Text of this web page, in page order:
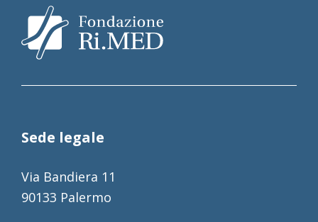
Sede legale
Via Bandiera 11
90133 Palermo